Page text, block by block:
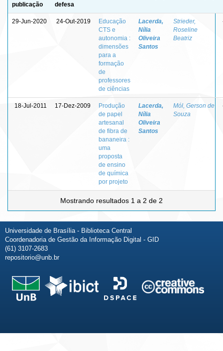
publicação
defesa
29-Jun-2020 24-Out-2019
Educação
CTS e
autonomia :
dimensões
para a
formação
de
professores
de ciências
Lacerda,
Nília
Oliveira
Santos
Strieder,
Roseline
Beatriz
18-Jul-2011 17-Dez-2009
Produção
de papel
artesanal
de fibra de
bananeira :
uma
proposta
de ensino
de química
por projeto
Lacerda,
Nília
Oliveira
Santos
Mól, Gerson de
Souza
Mostrando resultados 1 a 2 de 2
Universidade de Brasília - Biblioteca Central
Coordenadoria de Gestão da Informação Digital - GID
(61) 3107-2683
repositorio@unb.br